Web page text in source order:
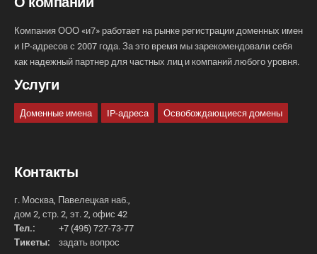
Компания ООО «и7» работает на рынке регистрации доменных имен
и IP-адресов с 2007 года. За это время мы зарекомендовали себя
как надежный партнер для частных лиц и компаний любого уровня.
Услуги
Доменные имена IP-адреса Освобождающиеся домены
Контакты
г. Москва, Павелецкая наб.,
дом 2, стр. 2, эт. 2, офис 42
Тел.:
+7 (495) 727-73-77
Тикеты:
задать вопрос